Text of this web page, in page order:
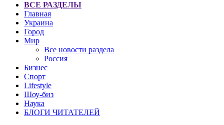
ВСЕ РАЗДЕЛЫ
Главная
Украина
Город
Мир
Все новости раздела
Россия
Бизнес
Спорт
Lifestyle
Шоу-биз
Наука
БЛОГИ ЧИТАТЕЛЕЙ